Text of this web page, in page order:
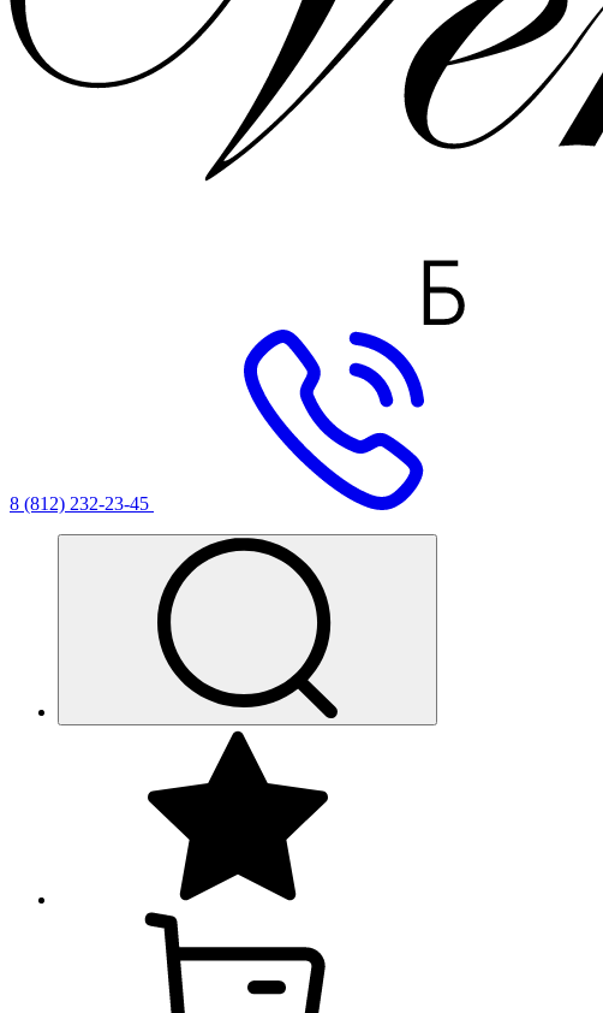
8 (812) 232-23-45